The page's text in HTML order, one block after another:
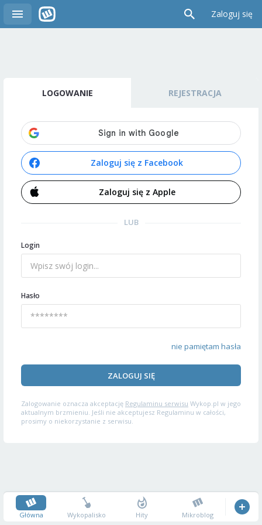
Zaloguj się
LOGOWANIE REJESTRACJA
Zaloguj się z Facebook
Zaloguj się z Apple
LUB
Login
Hasło
nie pamiętam hasła
ZALOGUJ SIĘ
Zalogowanie oznacza akceptację Regulaminu serwisu Wykop.pl w jego
aktualnym brzmieniu. Jeśli nie akceptujesz Regulaminu w całości,
prosimy o niekorzystanie z serwisu.
Główna Wykopalisko Hity Mikroblog